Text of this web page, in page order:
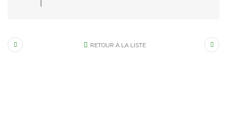
RETOUR À LA LISTE